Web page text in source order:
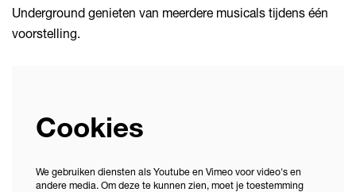
Underground genieten van meerdere musicals tijdens één
voorstelling.
Cookies
We gebruiken diensten als Youtube en Vimeo voor video's en
andere media. Om deze te kunnen zien, moet je toestemming